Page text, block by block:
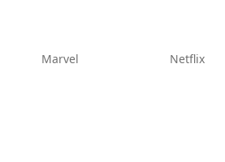
Marvel Netflix